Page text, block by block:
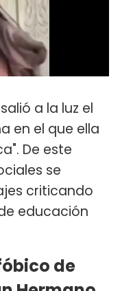
a la luz el
en el que ella
De este
se
criticando
educación
de